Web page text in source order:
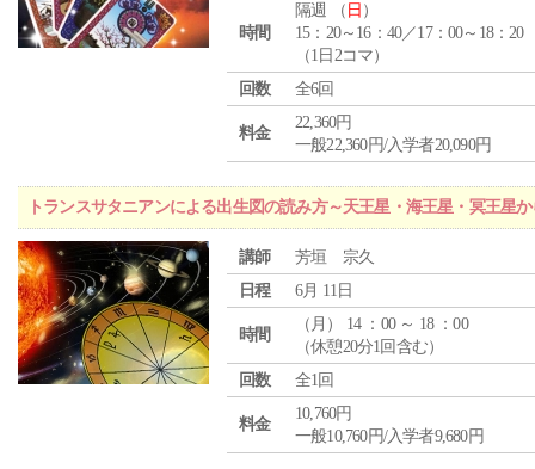
時間
隔週 （ 日 ）
15：20～16：40／17：00～18：20
（1日2コマ）
回数
全6回
料金
22,360円
一般22,360円/入学者20,090円
トランスサタニアンによる出生図の読み方～天王星・海王星・冥王星
講師
芳垣 宗久
日程
6月 11日
時間
（ 月 ） 14 ：00 ～ 18 ：00
（休憩20分1回含む）
回数
全1回
料金
10,760円
一般10,760円/入学者9,680円